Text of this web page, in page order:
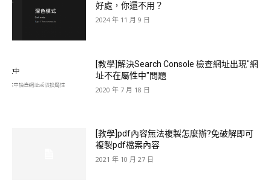
好處，你還不用？
2024 年 11 月 9 日
[教學]解決Search Console 檢查網址出現"網
址不在屬性中"問題
2020 年 7 月 18 日
[教學]pdf內容無法複製怎麼辦?免破解即可
複製pdf檔案內容
2021 年 10 月 27 日